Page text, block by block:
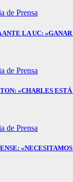
de Prensa
LA UC:
de Prensa
«CHARLES ESTÁ
de Prensa